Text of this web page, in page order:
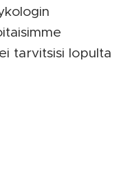
tarvitsisi lopulta